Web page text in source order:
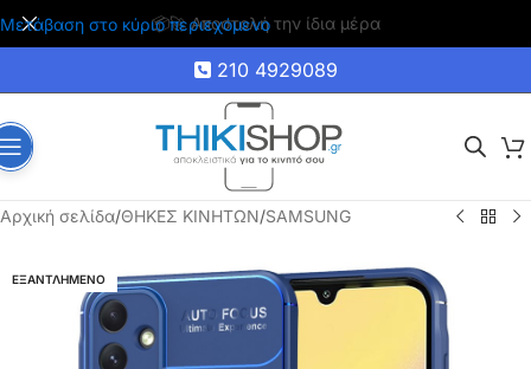
Μετάβαση στο κύριο περιεχόμενο
🚚 Δωρεάν μεταφορικά για αγορές άνω των 35€
210 4929089
Αρχική σελίδα/ΘΗΚΕΣ ΚΙΝΗΤΩΝ/SAMSUNG
ΕΞΑΝΤΛΗΜΕΝΟ